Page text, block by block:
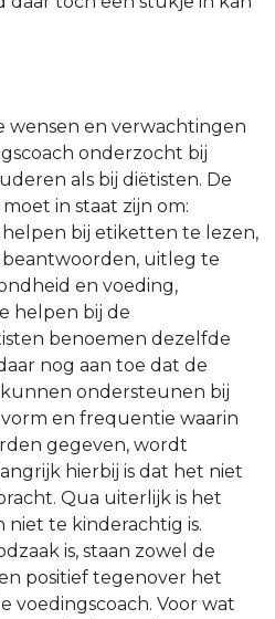
wensen en verwachtingen
onderzocht bij
als bij diëtisten. De
in staat zijn om:
bij etiketten te lezen,
uitleg te
en voeding,
helpen bij de
benoemen dezelfde
nog aan toe dat de
ondersteunen bij
en frequentie waarin
gegeven, wordt
hierbij is dat het niet
Qua uiterlijk is het
niet te kinderachtig is.
is, staan zowel de
positief tegenover het
voedingscoach. Voor wat